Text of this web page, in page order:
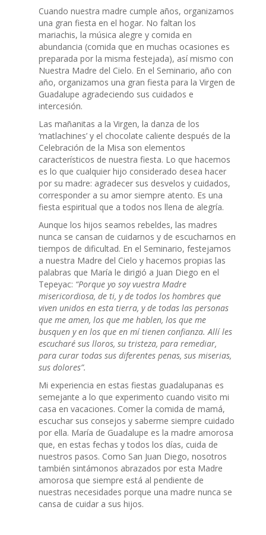
Cuando nuestra madre cumple años, organizamos
una gran fiesta en el hogar. No faltan los
mariachis, la música alegre y comida en
abundancia (comida que en muchas ocasiones es
preparada por la misma festejada), así mismo con
Nuestra Madre del Cielo. En el Seminario, año con
año, organizamos una gran fiesta para la Virgen de
Guadalupe agradeciendo sus cuidados e
intercesión.
Las mañanitas a la Virgen, la danza de los
‘matlachines’ y el chocolate caliente después de la
Celebración de la Misa son elementos
característicos de nuestra fiesta. Lo que hacemos
es lo que cualquier hijo considerado desea hacer
por su madre: agradecer sus desvelos y cuidados,
corresponder a su amor siempre atento. Es una
fiesta espiritual que a todos nos llena de alegría.
Aunque los hijos seamos rebeldes, las madres
nunca se cansan de cuidarnos y de escucharnos en
tiempos de dificultad. En el Seminario, festejamos
a nuestra Madre del Cielo y hacemos propias las
palabras que María le dirigió a Juan Diego en el
Tepeyac: “Porque yo soy vuestra Madre
misericordiosa, de ti, y de todos los hombres que
viven unidos en esta tierra, y de todas las personas
que me amen, los que me hablen, los que me
busquen y en los que en mí tienen confianza. Allí les
escucharé sus lloros, su tristeza, para remediar,
para curar todas sus diferentes penas, sus miserias,
sus dolores”.
Mi experiencia en estas fiestas guadalupanas es
semejante a lo que experimento cuando visito mi
casa en vacaciones. Comer la comida de mamá,
escuchar sus consejos y saberme siempre cuidado
por ella. María de Guadalupe es la madre amorosa
que, en estas fechas y todos los días, cuida de
nuestros pasos. Como San Juan Diego, nosotros
también sintámonos abrazados por esta Madre
amorosa que siempre está al pendiente de
nuestras necesidades porque una madre nunca se
cansa de cuidar a sus hijos.